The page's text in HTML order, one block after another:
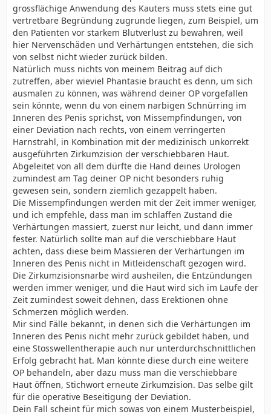
grossflächige Anwendung des Kauters muss stets eine gut
vertretbare Begründung zugrunde liegen, zum Beispiel, um
den Patienten vor starkem Blutverlust zu bewahren, weil
hier Nervenschäden und Verhärtungen entstehen, die sich
von selbst nicht wieder zurück bilden.
Natürlich muss nichts von meinem Beitrag auf dich
zutreffen, aber wieviel Phantasie braucht es denn, um sich
ausmalen zu können, was während deiner OP vorgefallen
sein könnte, wenn du von einem narbigen Schnürring im
Inneren des Penis sprichst, von Missempfindungen, von
einer Deviation nach rechts, von einem verringerten
Harnstrahl, in Kombination mit der medizinisch unkorrekt
ausgeführten Zirkumzision der verschiebbaren Haut.
Abgeleitet von all dem dürfte die Hand deines Urologen
zumindest am Tag deiner OP nicht besonders ruhig
gewesen sein, sondern ziemlich gezappelt haben.
Die Missempfindungen werden mit der Zeit immer weniger,
und ich empfehle, dass man im schlaffen Zustand die
Verhärtungen massiert, zuerst nur leicht, und dann immer
fester. Natürlich sollte man auf die verschiebbare Haut
achten, dass diese beim Massieren der Verhärtungen im
Inneren des Penis nicht in Mitleidenschaft gezogen wird.
Die Zirkumzisionsnarbe wird ausheilen, die Entzündungen
werden immer weniger, und die Haut wird sich im Laufe der
Zeit zumindest soweit dehnen, dass Erektionen ohne
Schmerzen möglich werden.
Mir sind Fälle bekannt, in denen sich die Verhärtungen im
Inneren des Penis nicht mehr zurück gebildet haben, und
eine Stosswellentherapie auch nur unterdurchschnittlichen
Erfolg gebracht hat. Man könnte diese durch eine weitere
OP behandeln, aber dazu muss man die verschiebbare
Haut öffnen, Stichwort erneute Zirkumzision. Das selbe gilt
für die operative Beseitigung der Deviation.
Dein Fall scheint für mich sowas von einem Musterbeispiel,